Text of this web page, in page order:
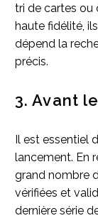
tri de cartes ou
haute fidélité,
dépend la
précis.
3. Avant
Il est essentiel
lancement. En
grand nombre
vérifiées et
dernière série